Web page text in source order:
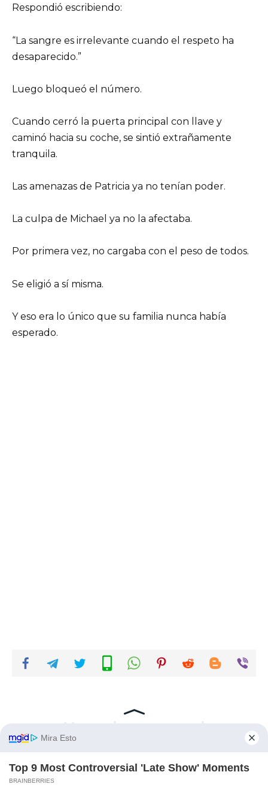
Respondió escribiendo:
“La sangre es irrelevante cuando el respeto ha
desaparecido.”
Luego bloqueó el número.
Cuando cerró la puerta principal con llave y
caminó hacia su coche, se sintió extrañamente
tranquila.
Las amenazas de Patricia ya no tenían poder.
La culpa de Michael ya no la afectaba.
Por primera vez, no cargaba con el peso de todos.
Se eligió a sí misma.
Y eso era lo único que su familia nunca había
esperado.